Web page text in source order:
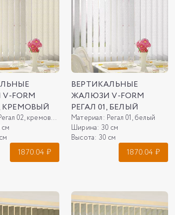
FORM
КРЕМОВЫЙ
02, кремовый
1870.04 ₽
ВЕРТИКАЛЬНЫЕ
ЖАЛЮЗИ V-FORM
РЕГАЛ 01, БЕЛЫЙ
Материал: Регал 01, белый
Ширина: 30 см
Высота: 30 см
1870.04 ₽